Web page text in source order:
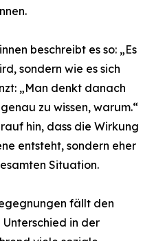
beschreibt es so: „Es
sondern wie es sich
„Man denkt danach
zu wissen, warum.“
hin, dass die Wirkung
entsteht, sondern eher
Situation.
fällt den
Unterschied in der